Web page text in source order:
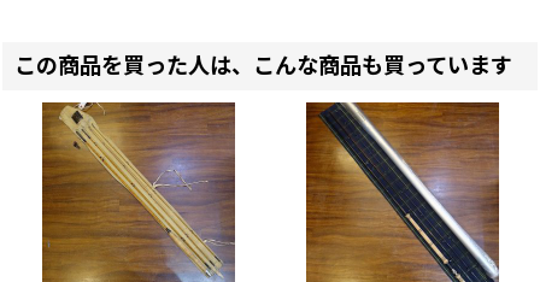
この商品を買った人は、こんな商品も買っています